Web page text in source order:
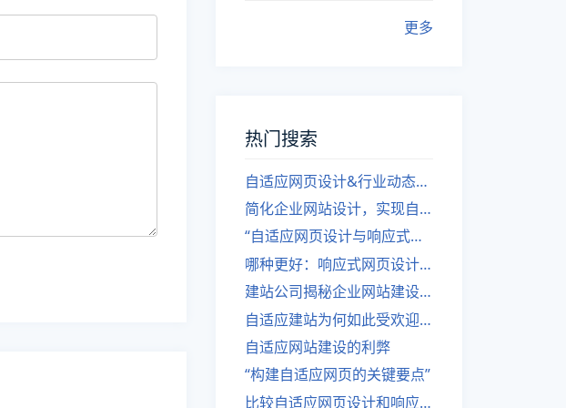
更多
热门搜索
自适应网页设计&行业动态，关注建站。
简化企业网站设计，实现自适应设计的方法
“自适应网页设计与响应式网站建设的异同”
哪种更好：响应式网页设计还是自适应网站？
建站公司揭秘企业网站建设核心原则
自适应建站为何如此受欢迎？
自适应网站建设的利弊
“构建自适应网页的关键要点”
比较自适应网页设计和响应式网站的差异